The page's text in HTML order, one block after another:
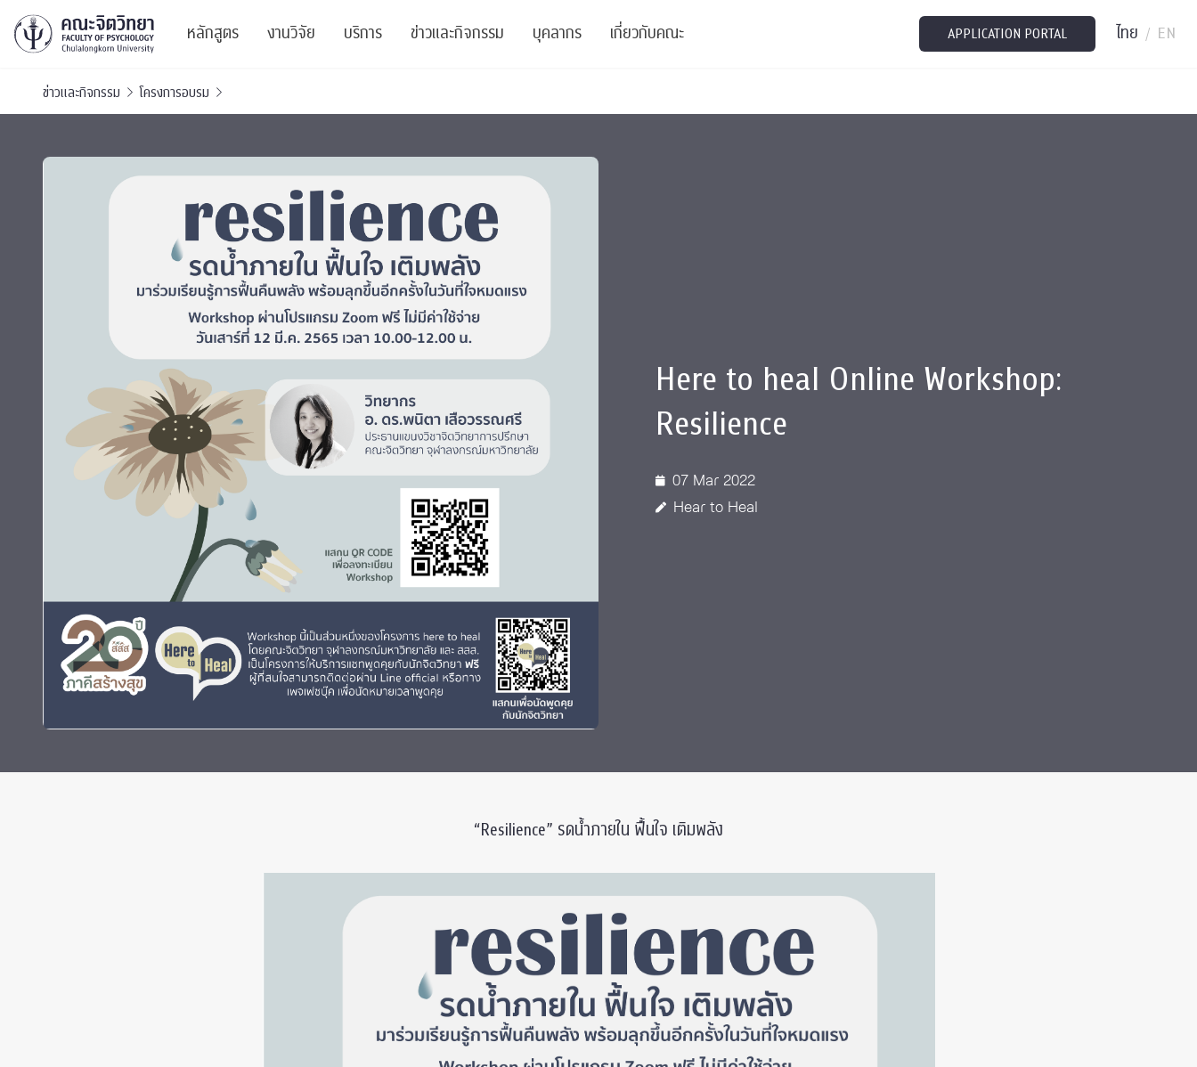
หลักสูตร
ปริญญาบัณฑิต
หลักสูตรปริญญาตรี
บัณฑิตศึกษา
หลักสูตรปริญญาโทและ
ปริญญาเอก
งานวิจัย
ผลงานตีพิมพ์
งานประชุมวิชาการ
งานประชุมวิชาการระดับนานาชาติ
TICP 2023
SSBW Activities
ทุนและรางวัล
บริการ
PSY Stats Clinic
ศูนย์สุขภาวะทางจิต
ศูนย์จิตวิทยาเพื่อประสิทธิภาพองค์กร
Life Di
CU Radio
ข่าวและกิจกรรม
เสวนาและบรรยายพิเศษ
โครงการอบรม
ตำแหน่งงาน
บุคลากร
เจ้าหน้าที่
เกี่ยวกับคณะ
Intranet
APPLICATION PORTAL ไทย / EN
ข่าวและกิจกรรม โครงการอบรม
Here to heal Online Workshop:
Resilience
07 Mar 2022
Hear to Heal
“Resilience” รดน้ำภายใน ฟื้นใจ เติมพลัง